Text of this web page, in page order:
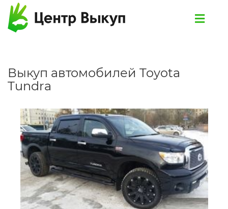
Выкуп автомобилей Toyota
Tundra